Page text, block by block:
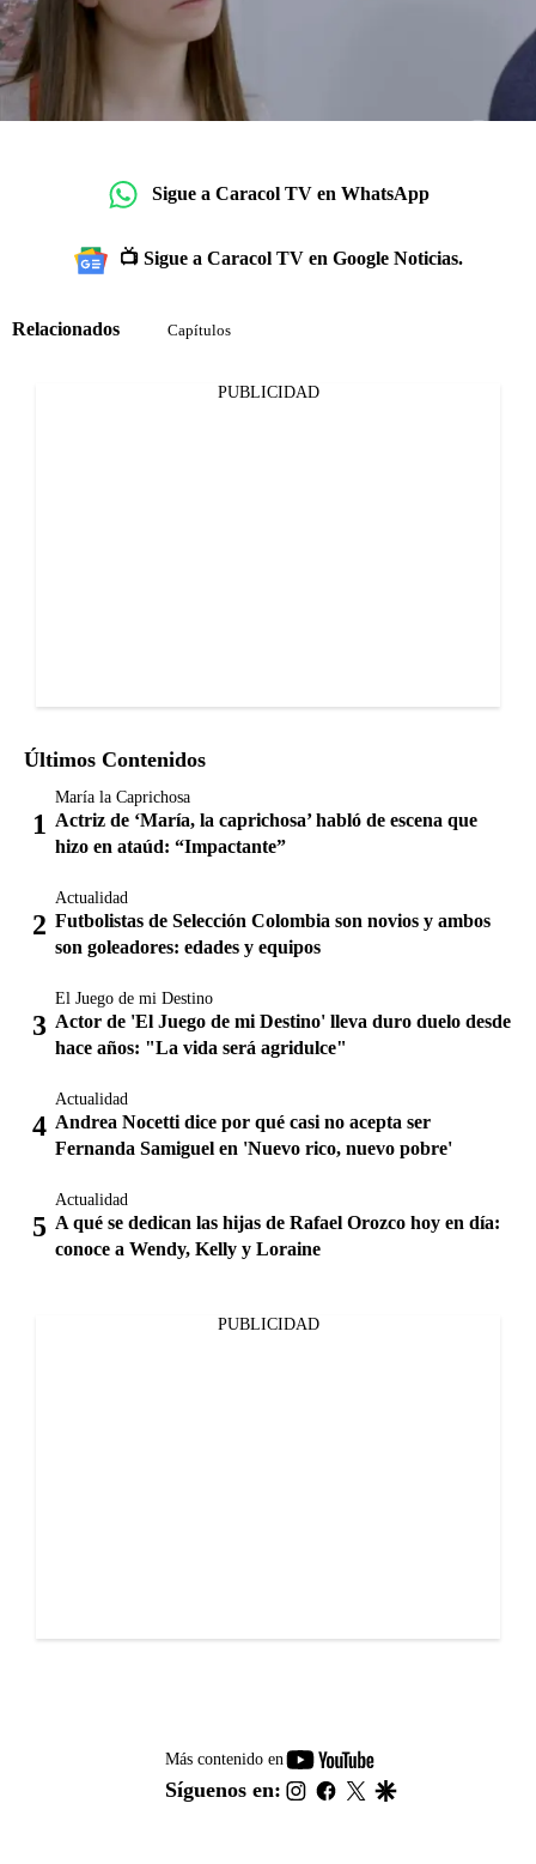
Sigue a Caracol TV en WhatsApp
📺 Sigue a Caracol TV en Google Noticias.
Relacionados Capítulos
PUBLICIDAD
Últimos Contenidos
María la Caprichosa
Actriz de ‘María, la caprichosa’ habló de escena que
hizo en ataúd: “Impactante”
Actualidad
Futbolistas de Selección Colombia son novios y ambos
son goleadores: edades y equipos
El Juego de mi Destino
Actor de 'El Juego de mi Destino' lleva duro duelo desde
hace años: "La vida será agridulce"
Actualidad
Andrea Nocetti dice por qué casi no acepta ser
Fernanda Samiguel en 'Nuevo rico, nuevo pobre'
Actualidad
A qué se dedican las hijas de Rafael Orozco hoy en día:
conoce a Wendy, Kelly y Loraine
PUBLICIDAD
Más contenido en
youtube-
footer
Síguenos en: instagram
facebook
twitter